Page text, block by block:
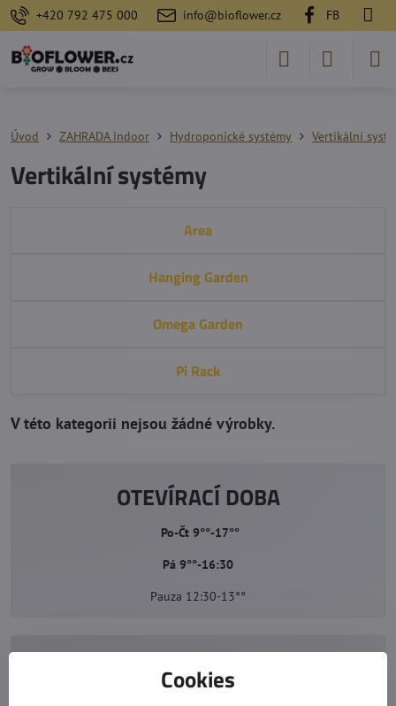
+420 792 475 000 info@bioflower.cz FB
Úvod ZAHRADA indoor Hydroponické systémy Vertikální
Vertikální systémy
Area
Hanging Garden
Omega Garden
Pi Rack
OTEVÍRACÍ DOBA
Po-Čt 9°°-17°°
Pá 9°°-16:30
Pauza 12:30-13°°
ROZVOZ MEDU
Cookies